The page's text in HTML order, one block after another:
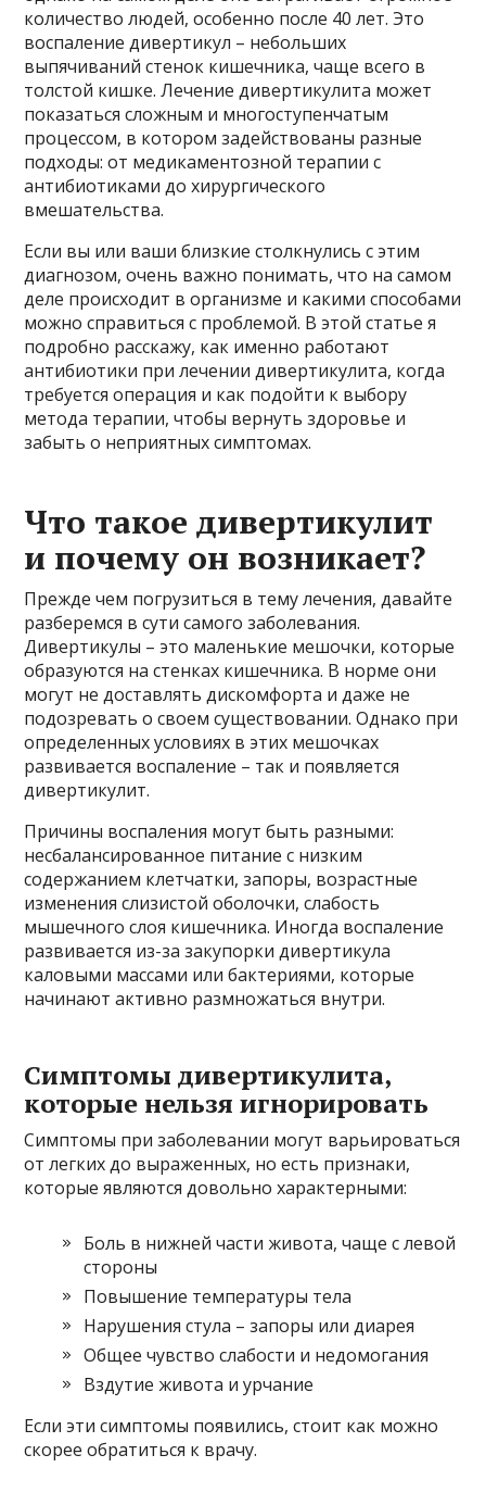
количество людей, особенно после 40 лет. Это
воспаление дивертикул – небольших
выпячиваний стенок кишечника, чаще всего в
толстой кишке. Лечение дивертикулита может
показаться сложным и многоступенчатым
процессом, в котором задействованы разные
подходы: от медикаментозной терапии с
антибиотиками до хирургического
вмешательства.
Если вы или ваши близкие столкнулись с этим
диагнозом, очень важно понимать, что на самом
деле происходит в организме и какими способами
можно справиться с проблемой. В этой статье я
подробно расскажу, как именно работают
антибиотики при лечении дивертикулита, когда
требуется операция и как подойти к выбору
метода терапии, чтобы вернуть здоровье и
забыть о неприятных симптомах.
Что такое дивертикулит
и почему он возникает?
Прежде чем погрузиться в тему лечения, давайте
разберемся в сути самого заболевания.
Дивертикулы – это маленькие мешочки, которые
образуются на стенках кишечника. В норме они
могут не доставлять дискомфорта и даже не
подозревать о своем существовании. Однако при
определенных условиях в этих мешочках
развивается воспаление – так и появляется
дивертикулит.
Причины воспаления могут быть разными:
несбалансированное питание с низким
содержанием клетчатки, запоры, возрастные
изменения слизистой оболочки, слабость
мышечного слоя кишечника. Иногда воспаление
развивается из-за закупорки дивертикула
каловыми массами или бактериями, которые
начинают активно размножаться внутри.
Симптомы дивертикулита,
которые нельзя игнорировать
Симптомы при заболевании могут варьироваться
от легких до выраженных, но есть признаки,
которые являются довольно характерными:
Боль в нижней части живота, чаще с левой
стороны
Повышение температуры тела
Нарушения стула – запоры или диарея
Общее чувство слабости и недомогания
Вздутие живота и урчание
Если эти симптомы появились, стоит как можно
скорее обратиться к врачу.